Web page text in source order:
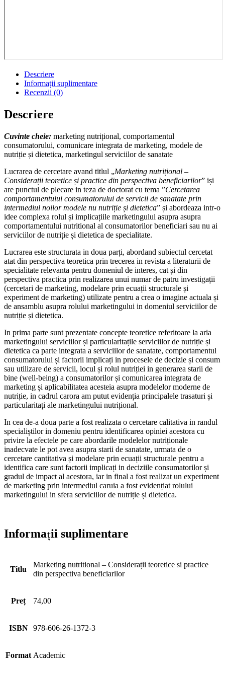
Descriere
Informații suplimentare
Recenzii (0)
Descriere
Cuvinte cheie: marketing nutrițional, comportamentul
consumatorului, comunicare integrata de marketing, modele de
nutriție și dietetica, marketingul serviciilor de sanatate
Lucrarea de cercetare avand titlul „Marketing nutrițional –
Considerații teoretice și practice din perspectiva beneficiarilor” iși
are punctul de plecare in teza de doctorat cu tema ”Cercetarea
comportamentului consumatorului de servicii de sanatate prin
intermediul noilor modele nu nutriție și dietetica” și abordeaza intr-o
idee complexa rolul și implicațiile marketingului asupra asupra
comportamentului nutritional al consumatorilor beneficiari sau nu ai
serviciilor de nutriție și dietetica de specialitate.
Lucrarea este structurata in doua parți, abordand subiectul cercetat
atat din perspectiva teoretica prin trecerea in revista a literaturii de
specialitate relevanta pentru domeniul de interes, cat și din
perspectiva practica prin realizarea unui numar de patru investigații
(cercetari de marketing, modelare prin ecuații structurale și
experiment de marketing) utilizate pentru a crea o imagine actuala și
de ansamblu asupra rolului marketingului in domeniul serviciilor de
nutriție și dietetica.
In prima parte sunt prezentate concepte teoretice referitoare la aria
marketingului serviciilor și particularitațile serviciilor de nutriție și
dietetica ca parte integrata a serviciilor de sanatate, comportamentul
consumatorului și factorii implicați in procesele de decizie și consum
sau utilizare de servicii, locul și rolul nutriției in generarea starii de
bine (well-being) a consumatorilor și comunicarea integrata de
marketing și aplicabilitatea acesteia asupra modelelor moderne de
nutriție, in cadrul carora am putut evidenția principalele trasaturi și
particularitați ale marketingului nutrițional.
In cea de-a doua parte a fost realizata o cercetare calitativa in randul
specialiștilor in domeniu pentru identificarea opiniei acestora cu
privire la efectele pe care abordarile modelelor nutriționale
inadecvate le pot avea asupra starii de sanatate, urmata de o
cercetare cantitativa și modelare prin ecuații structurale pentru a
identifica care sunt factorii implicați in deciziile consumatorilor și
gradul de impact al acestora, iar in final a fost realizat un experiment
de marketing prin intermediul caruia a fost evidențiat rolului
marketingului in sfera serviciilor de nutriție și dietetica.
Informații suplimentare
Titlu
Marketing nutritional – Considerații teoretice si practice
din perspectiva beneficiarilor
Preț 74,00
ISBN 978-606-26-1372-3
Format Academic